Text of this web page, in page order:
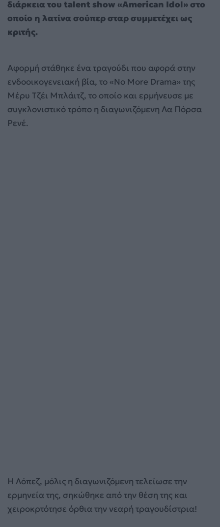
διάρκεια του talent show «American Idol» στο
οποίο η λατίνα σούπερ σταρ συμμετέχει ως
κριτής.
Αφορμή στάθηκε ένα τραγούδι που αφορά στην
ενδοοικογενειακή βία, το «No More Drama» της
Μέρυ Τζέι Μπλάιτζ, το οποίο και ερμήνευσε με
συγκλονιστικό τρόπο η διαγωνιζόμενη Λα Πόρσα
Ρενέ.
Η Λόπεζ, μόλις η διαγωνιζόμενη τελείωσε την
ερμηνεία της, σηκώθηκε από την θέση της και
χειροκρτότησε όρθια την νεαρή τραγουδίστρια!